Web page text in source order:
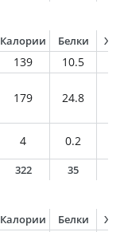
Калории Белки
139 10.5
179 24.8
4 0.2
322 35
Калории Белки